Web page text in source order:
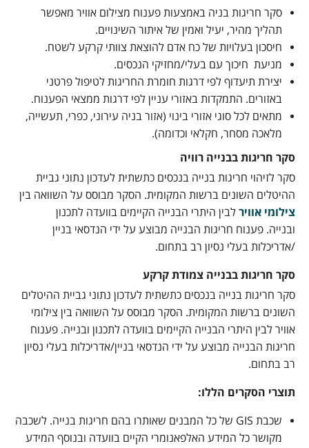
סקר חריגות בניה באמצעות פענוח מצילום אוויר מאפשר
תהליך מהיר, יעיל ואמין של איתור השינויים.
חיסכון בעלויות של כח אדם להוצאת צוותי קרקע לשטח.
מניעת חיכוך עם בעלי/מחזיקי הנכסים.
יצירת תיעדוף לפי דרגות חומרת החריגות לטיפול פרטני
באזורים. התמקדות באזורי עניין לפי דרגות ממצאי הפענוח.
מתאים לכל סוגי אזורי בינוי (אזור בניה עירוני, כפרי, תעשייה,
מלאכה מסחר, חקלאי וכדומה).
סקר חריגות בבנייה רוויה
סקר לזיהוי חריגות בנייה בנכסים כתשתית לעדכון נתוני גביית
ההיטלים השונים ברשות המקומית. הסקר מבוסס על השוואה בין
צילומי אוויר לבין היתרי הבנייה הקיימים בוועדה לתכנון
ובנייה. פענוח חריגות הבנייה מבוצע על ידי הנדסאי בניין
/אדריכלות בעלי נסיון רב בתחום.
סקר חריגות בבנייה צמודת קרקע
סקר חריגות בנייה בנכסים כתשתית לעדכון נתוני גביית ההיטלים
השונים ברשות המקומית. הסקר מבוסס על השוואה בין צילומי
אוויר לבין היתרי הבנייה הקיימים בוועדה לתכנון ובנייה. פענוח
חריגות הבנייה מבוצע על ידי הנדסאי בניין/אדריכלות בעלי נסיון
רב בתחום.
תוצרי הסקרים הללו:
שכבת GIS של כל המבנים שאותרו בהם חריגות בנייה. לשכבה
מקושר כל המידע האלפאנומרי הקיים בוועדה ובנוסף המידע